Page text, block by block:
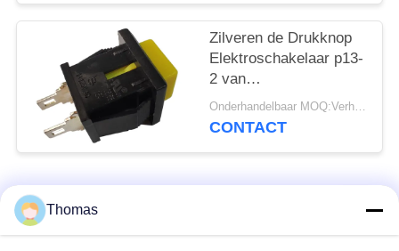
Zilveren de Drukknop
Elektroschakelaar p13-
2 van
Legeringscontacten
10000 Cycli
Onderhandelbaar MOQ:Verhandelbaar
CONTACT
populaire categorieën
Thomas